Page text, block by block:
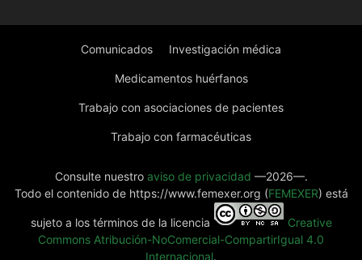
Comunicados Investigación médica
Medicamentos huérfanos
Trabajo con asociaciones de pacientes
Trabajo con farmacéuticas
Consulte nuestro aviso de privacidad —2026—.
Todo el contenido de https://www.femexer.org (FEMEXER) está
sujeto a los términos de la licencia
Creative
Commons Atribución-NoComercial-CompartirIgual 4.0
Internacional.